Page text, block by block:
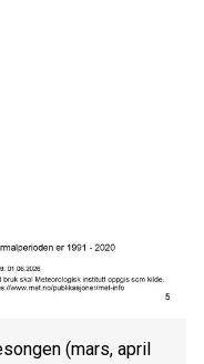
(mars, april